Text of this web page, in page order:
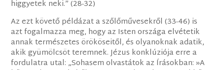
higgyetek neki.” (28-32)
Az ezt követő példázat a szőlőművesekről (33-46) is
azt fogalmazza meg, hogy az Isten országa elvétetik
annak természetes örököseitől, és olyanoknak adatik,
akik gyümölcsöt teremnek. Jézus konklúziója erre a
fordulatra utal: „Sohasem olvastátok az Írásokban: »A